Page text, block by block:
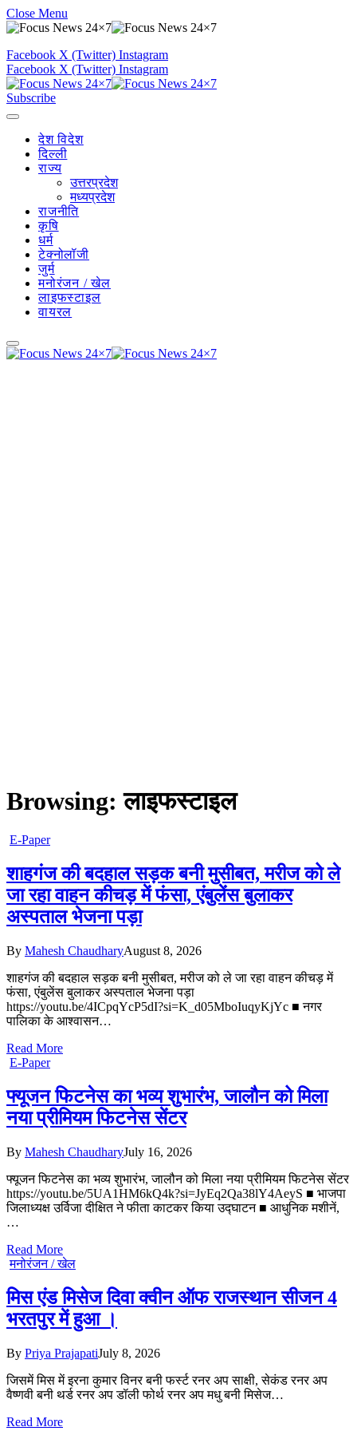
Close Menu
Facebook X (Twitter) Instagram
Facebook X (Twitter) Instagram
Subscribe
देश विदेश
दिल्ली
राज्य
उत्तरप्रदेश
मध्यप्रदेश
राजनीति
कृषि
धर्म
टेक्नोलॉजी
जुर्म
मनोरंजन / खेल
लाइफस्टाइल
वायरल
Browsing:लाइफस्टाइल
E-Paper
शाहगंज की बदहाल सड़क बनी मुसीबत, मरीज को ले
जा रहा वाहन कीचड़ में फंसा, एंबुलेंस बुलाकर
अस्पताल भेजना पड़ा
By Mahesh ChaudharyAugust 8, 2026
शाहगंज की बदहाल सड़क बनी मुसीबत, मरीज को ले जा रहा वाहन कीचड़ में
फंसा, एंबुलेंस बुलाकर अस्पताल भेजना पड़ा
https://youtu.be/4ICpqYcP5dI?si=K_d05MboIuqyKjYc ■ नगर
पालिका के आश्वासन…
Read More
E-Paper
फ्यूजन फिटनेस का भव्य शुभारंभ, जालौन को मिला
नया प्रीमियम फिटनेस सेंटर
By Mahesh ChaudharyJuly 16, 2026
फ्यूजन फिटनेस का भव्य शुभारंभ, जालौन को मिला नया प्रीमियम फिटनेस सेंटर
https://youtu.be/5UA1HM6kQ4k?si=JyEq2Qa38lY4AeyS ■ भाजपा
जिलाध्यक्ष उर्विजा दीक्षित ने फीता काटकर किया उद्घाटन ■ आधुनिक मशीनें,
…
Read More
मनोरंजन / खेल
मिस एंड मिसेज दिवा क्वीन ऑफ राजस्थान सीजन 4
भरतपुर में हुआ ।
By Priya PrajapatiJuly 8, 2026
जिसमें मिस में इरना कुमार विनर बनी फर्स्ट रनर अप साक्षी, सेकंड रनर अप
वैष्णवी बनी थर्ड रनर अप डॉली फोर्थ रनर अप मधु बनी मिसेज…
Read More